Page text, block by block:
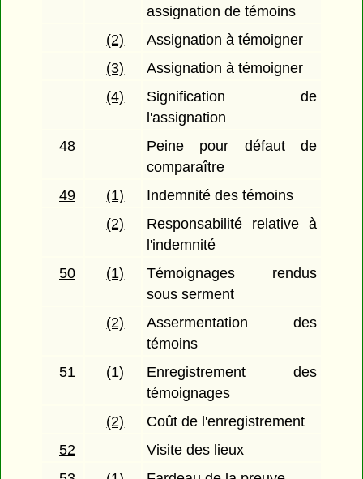
assignation de témoins
(2)
Assignation à témoigner
(3)
Assignation à témoigner
(4)
Signification de
l'assignation
48
Peine pour défaut de
comparaître
49
(1)
Indemnité des témoins
(2)
Responsabilité relative à
l'indemnité
50
(1)
Témoignages rendus
sous serment
(2)
Assermentation des
témoins
51
(1)
Enregistrement des
témoignages
(2)
Coût de l'enregistrement
52
Visite des lieux